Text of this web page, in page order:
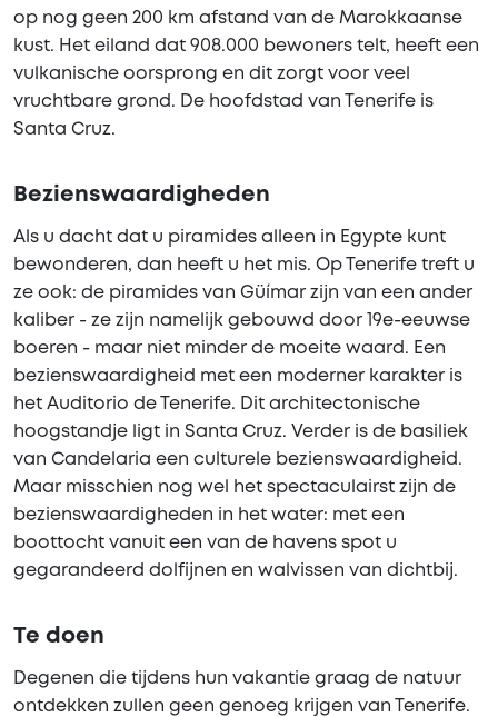
op nog geen 200 km afstand van de Marokkaanse
kust. Het eiland dat 908.000 bewoners telt, heeft een
vulkanische oorsprong en dit zorgt voor veel
vruchtbare grond. De hoofdstad van Tenerife is
Santa Cruz.
Bezienswaardigheden
Als u dacht dat u piramides alleen in Egypte kunt
bewonderen, dan heeft u het mis. Op Tenerife treft u
ze ook: de piramides van Güímar zijn van een ander
kaliber - ze zijn namelijk gebouwd door 19e-eeuwse
boeren - maar niet minder de moeite waard. Een
bezienswaardigheid met een moderner karakter is
het Auditorio de Tenerife. Dit architectonische
hoogstandje ligt in Santa Cruz. Verder is de basiliek
van Candelaria een culturele bezienswaardigheid.
Maar misschien nog wel het spectaculairst zijn de
bezienswaardigheden in het water: met een
boottocht vanuit een van de havens spot u
gegarandeerd dolfijnen en walvissen van dichtbij.
Te doen
Degenen die tijdens hun vakantie graag de natuur
ontdekken zullen geen genoeg krijgen van Tenerife.